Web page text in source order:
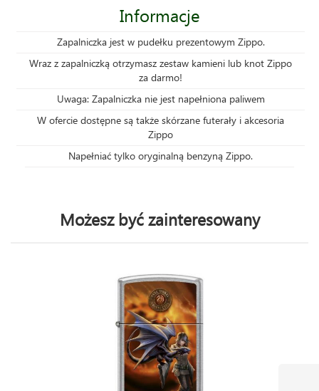
Informacje
Zapalniczka jest w pudełku prezentowym Zippo.
Wraz z zapalniczką otrzymasz zestaw kamieni lub knot Zippo
za darmo!
Uwaga: Zapalniczka nie jest napełniona paliwem
W ofercie dostępne są także skórzane futerały i akcesoria
Zippo
Napełniać tylko oryginalną benzyną Zippo.
Możesz być zainteresowany